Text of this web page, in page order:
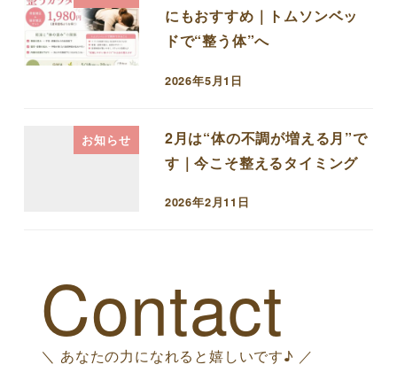
にもおすすめ｜トムソンベッ
ドで“整う体”へ
投稿日
2026年5月1日
お知らせ
2月は“体の不調が増える月”で
す｜今こそ整えるタイミング
投稿日
2026年2月11日
Contact
＼ あなたの力になれると嬉しいです♪ ／